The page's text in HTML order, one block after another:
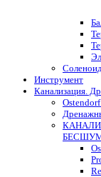
Инструмент
Канализация.